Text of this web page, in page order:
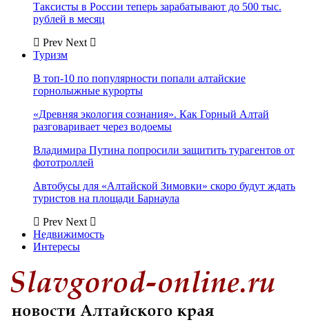
Таксисты в России теперь зарабатывают до 500 тыс.
рублей в месяц
Prev Next
Туризм
В топ-10 по популярности попали алтайские
горнолыжные курорты
«Древняя экология сознания». Как Горный Алтай
разговаривает через водоемы
Владимира Путина попросили защитить турагентов от
фототроллей
Автобусы для «Алтайской Зимовки» скоро будут ждать
туристов на площади Барнаула
Prev Next
Недвижимость
Интересы